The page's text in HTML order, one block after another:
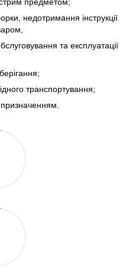
предметом;
недотримання інструкції
та експлуатації
транспортування;